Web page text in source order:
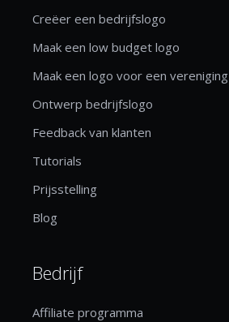
Creëer een bedrijfslogo
Maak een low budget logo
Maak een logo voor een vereniging
Ontwerp bedrijfslogo
Feedback van klanten
Tutorials
Prijsstelling
Blog
Bedrijf
Affiliate programma